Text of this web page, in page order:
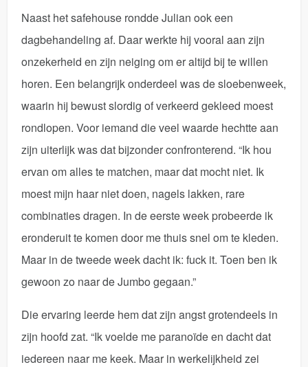
Naast het safehouse rondde Julian ook een
dagbehandeling af. Daar werkte hij vooral aan zijn
onzekerheid en zijn neiging om er altijd bij te willen
horen. Een belangrijk onderdeel was de sloebenweek,
waarin hij bewust slordig of verkeerd gekleed moest
rondlopen. Voor iemand die veel waarde hechtte aan
zijn uiterlijk was dat bijzonder confronterend. “Ik hou
ervan om alles te matchen, maar dat mocht niet. Ik
moest mijn haar niet doen, nagels lakken, rare
combinaties dragen. In de eerste week probeerde ik
eronderuit te komen door me thuis snel om te kleden.
Maar in de tweede week dacht ik: fuck it. Toen ben ik
gewoon zo naar de Jumbo gegaan.”
Die ervaring leerde hem dat zijn angst grotendeels in
zijn hoofd zat. “Ik voelde me paranoïde en dacht dat
iedereen naar me keek. Maar in werkelijkheid zei